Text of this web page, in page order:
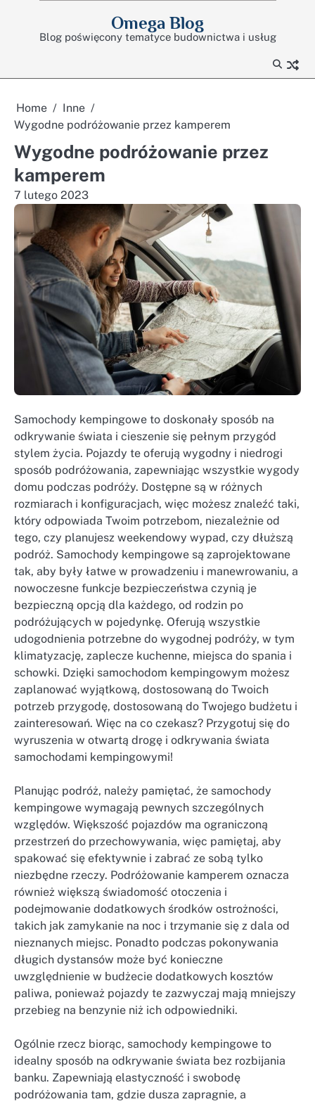
Omega Blog
Blog poświęcony tematyce budownictwa i usług
Home
Inne
Wygodne podróżowanie przez kamperem
Wygodne podróżowanie przez
kamperem
7 lutego 2023
Samochody kempingowe to doskonały sposób na
odkrywanie świata i cieszenie się pełnym przygód
stylem życia. Pojazdy te oferują wygodny i niedrogi
sposób podróżowania, zapewniając wszystkie wygody
domu podczas podróży. Dostępne są w różnych
rozmiarach i konfiguracjach, więc możesz znaleźć taki,
który odpowiada Twoim potrzebom, niezależnie od
tego, czy planujesz weekendowy wypad, czy dłuższą
podróż. Samochody kempingowe są zaprojektowane
tak, aby były łatwe w prowadzeniu i manewrowaniu, a
nowoczesne funkcje bezpieczeństwa czynią je
bezpieczną opcją dla każdego, od rodzin po
podróżujących w pojedynkę. Oferują wszystkie
udogodnienia potrzebne do wygodnej podróży, w tym
klimatyzację, zaplecze kuchenne, miejsca do spania i
schowki. Dzięki samochodom kempingowym możesz
zaplanować wyjątkową, dostosowaną do Twoich
potrzeb przygodę, dostosowaną do Twojego budżetu i
zainteresowań. Więc na co czekasz? Przygotuj się do
wyruszenia w otwartą drogę i odkrywania świata
samochodami kempingowymi!
Planując podróż, należy pamiętać, że samochody
kempingowe wymagają pewnych szczególnych
względów. Większość pojazdów ma ograniczoną
przestrzeń do przechowywania, więc pamiętaj, aby
spakować się efektywnie i zabrać ze sobą tylko
niezbędne rzeczy. Podróżowanie kamperem oznacza
również większą świadomość otoczenia i
podejmowanie dodatkowych środków ostrożności,
takich jak zamykanie na noc i trzymanie się z dala od
nieznanych miejsc. Ponadto podczas pokonywania
długich dystansów może być konieczne
uwzględnienie w budżecie dodatkowych kosztów
paliwa, ponieważ pojazdy te zazwyczaj mają mniejszy
przebieg na benzynie niż ich odpowiedniki.
Ogólnie rzecz biorąc, samochody kempingowe to
idealny sposób na odkrywanie świata bez rozbijania
banku. Zapewniają elastyczność i swobodę
podróżowania tam, gdzie dusza zapragnie, a